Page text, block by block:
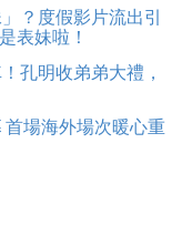
？度假影片流出引
表妹啦！
孔明收弟弟大禮，
場海外場次暖心重